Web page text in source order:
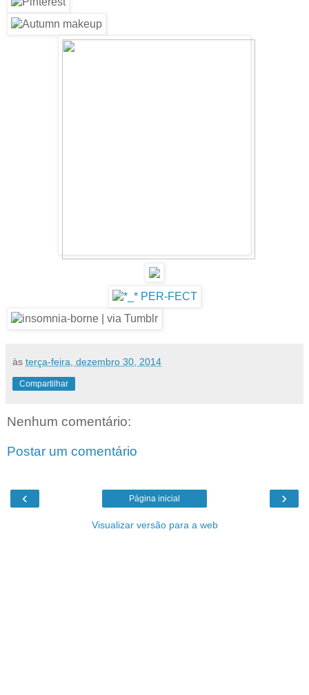
às terça-feira, dezembro 30, 2014
Compartilhar
Nenhum comentário:
Postar um comentário
‹ ›
Página inicial
Visualizar versão para a web